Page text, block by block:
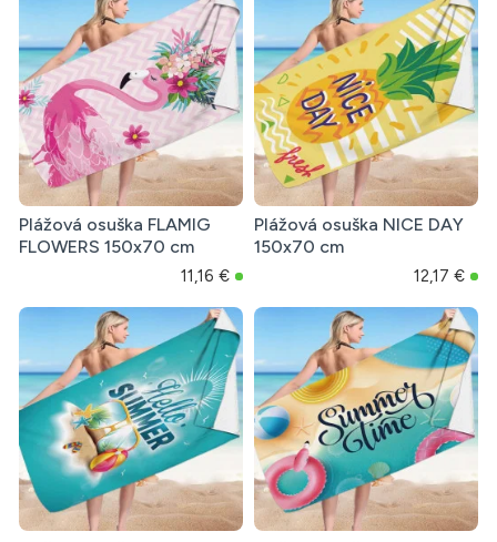
Plážová osuška FLAMIG
FLOWERS 150x70 cm
11,16 €
Plážová osuška NICE DAY
150x70 cm
12,17 €